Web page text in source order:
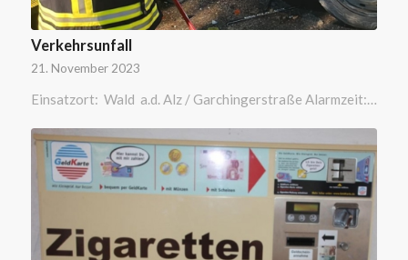
Verkehrsunfall
21. November 2023
Einsatzort: Wald a.d. Alz / Garchingerstraße Alarmzeit:…